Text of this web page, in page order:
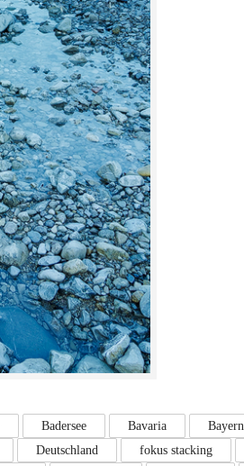
Badersee Bavaria
Bayern
Deutschland fokus stacking